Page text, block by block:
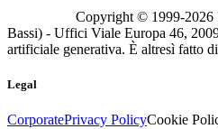
Copyright © 1999-2026
Bassi) - Uffici Viale Europa 46,
artificiale generativa. È altresì fatto
Legal
CorporatePrivacy PolicyCookie